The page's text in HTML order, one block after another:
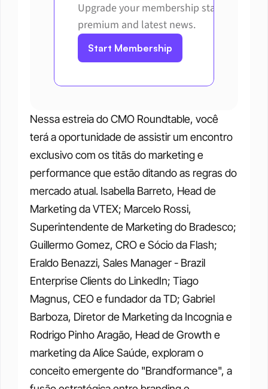
Upgrade your membership status to get
premium and latest news.
Start Membership
Nessa estreia do CMO Roundtable, você
terá a oportunidade de assistir um encontro
exclusivo com os titãs do marketing e
performance que estão ditando as regras do
mercado atual. Isabella Barreto, Head de
Marketing da VTEX; Marcelo Rossi,
Superintendente de Marketing do Bradesco;
Guillermo Gomez, CRO e Sócio da Flash;
Eraldo Benazzi, Sales Manager - Brazil
Enterprise Clients do LinkedIn; Tiago
Magnus, CEO e fundador da TD; Gabriel
Barboza, Diretor de Marketing da Incognia e
Rodrigo Pinho Aragão, Head de Growth e
marketing da Alice Saúde, exploram o
conceito emergente do "Brandformance", a